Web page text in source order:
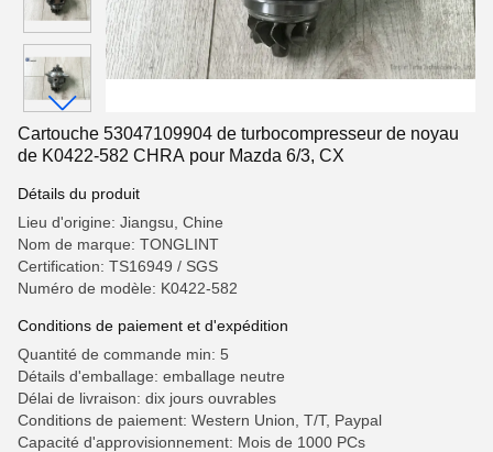
Cartouche 53047109904 de turbocompresseur de noyau
de K0422-582 CHRA pour Mazda 6/3, CX
Détails du produit
Lieu d'origine: Jiangsu, Chine
Nom de marque: TONGLINT
Certification: TS16949 / SGS
Numéro de modèle: K0422-582
Conditions de paiement et d'expédition
Quantité de commande min: 5
Détails d'emballage: emballage neutre
Délai de livraison: dix jours ouvrables
Conditions de paiement: Western Union, T/T, Paypal
Capacité d'approvisionnement: Mois de 1000 PCs